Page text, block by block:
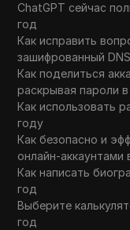
ChatGPT сейчас
год
Как исправить
зашифрованный
Как поделиться
раскрывая пароли
Как использовать
году
Как безопасно и
онлайн-аккаунтами
Как написать
год
Выберите
год